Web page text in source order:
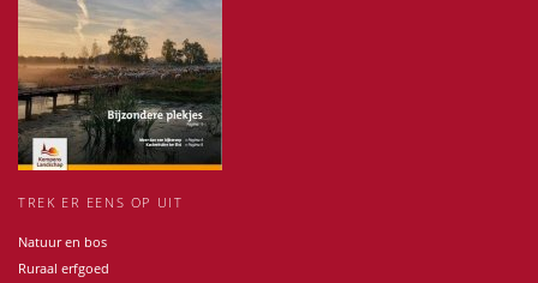
TREK ER EENS OP UIT
Natuur en bos
Ruraal erfgoed